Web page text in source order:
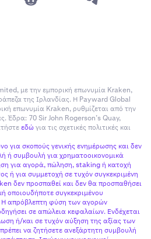
με την εμπορική επωνυμία Kraken,
της Ιρλανδίας. Η Payward Global
επωνυμία Kraken, ρυθμίζεται από την
Έδρα: 70 Sir John Rogerson’s Quay,
εδώγια τις σχετικές πολιτικές και
για σκοπούς γενικής ενημέρωσης και δεν
ή συμβουλή για χρηματοοικονομικά
για αγορά, πώληση, staking ή κατοχή
ή για συμμετοχή σε τυχόν συγκεκριμένη
δεν προσπαθεί και δεν θα προσπαθήσει
οποιουδήποτε συγκεκριμένου
Η απρόβλεπτη φύση των αγορών
σε απώλεια κεφαλαίων. Ενδέχεται
ή/και σε τυχόν αύξηση της αξίας των
να ζητήσετε ανεξάρτητη συμβουλή